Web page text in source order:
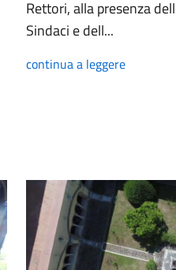
Rettori, alla presenza
Sindaci e dell...
continua a leggere